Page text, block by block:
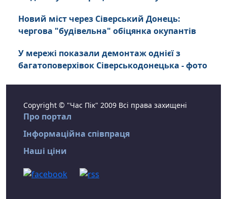
Новий міст через Сіверський Донець:
чергова "будівельна" обіцянка окупантів
У мережі показали демонтаж однієї з
багатоповерхівок Сіверськодонецька - фото
Copyright © "Час Пік" 2009 Всі права захищені
Про портал
Інформаційна співпраця
Наші ціни